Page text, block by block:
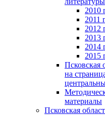
2010
2011
2012
2013
2014
2015
Псковская
на
материалы
Псковская